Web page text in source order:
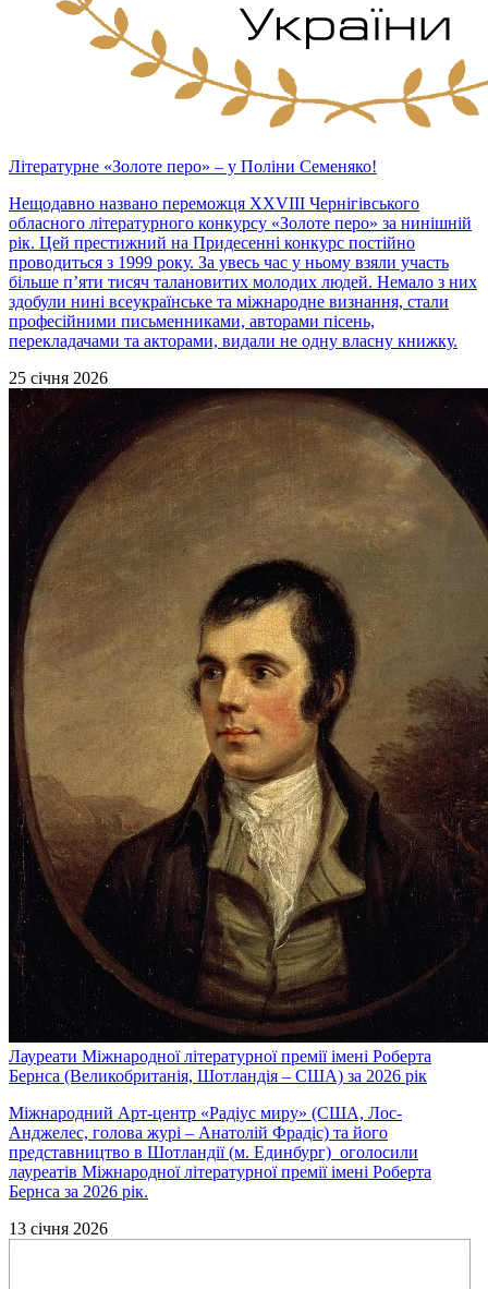
Літературне «Золоте перо» – у Поліни Семеняко!
Нещодавно названо переможця XXVIII Чернігівського
обласного літературного конкурсу «Золоте перо» за нинішній
рік. Цей престижний на Придесенні конкурс постійно
проводиться з 1999 року. За увесь час у ньому взяли участь
більше п’яти тисяч талановитих молодих людей. Немало з них
здобули нині всеукраїнське та міжнародне визнання, стали
професійними письменниками, авторами пісень,
перекладачами та акторами, видали не одну власну книжку.
25 січня 2026
Лауреати Міжнародної літературної премії імені Роберта
Бернса (Великобританія, Шотландія – США) за 2026 рік
Міжнародний Арт-центр «Радіус миру» (США, Лос-
Анджелес, голова журі – Анатолій Фрадіс) та його
представництво в Шотландії (м. Единбург) оголосили
лауреатів Міжнародної літературної премії імені Роберта
Бернса за 2026 рік.
13 січня 2026